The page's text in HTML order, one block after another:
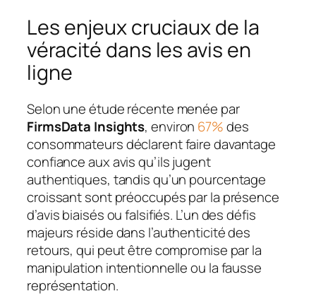
Les enjeux cruciaux de la
véracité dans les avis en
ligne
Selon une étude récente menée par
FirmsData Insights, environ 67%des
consommateurs déclarent faire davantage
confiance aux avis qu’ils jugent
authentiques, tandis qu’un pourcentage
croissant sont préoccupés par la présence
d’avis biaisés ou falsifiés. L’un des défis
majeurs réside dans l’authenticité des
retours, qui peut être compromise par la
manipulation intentionnelle ou la fausse
représentation.